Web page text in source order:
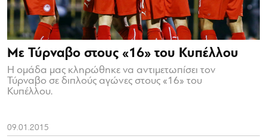
Με Τύρναβο στους «16» του Κυπέλλου
Η ομάδα μας κληρώθηκε να αντιμετωπίσει τον
Τύρναβο σε διπλούς αγώνες στους «16» του
Κυπέλλου.
09.01.2015